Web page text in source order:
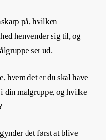
på, hvilken
henvender sig til, og
ser ud.
hvem det er du skal have
din målgruppe, og hvilke
det først at blive